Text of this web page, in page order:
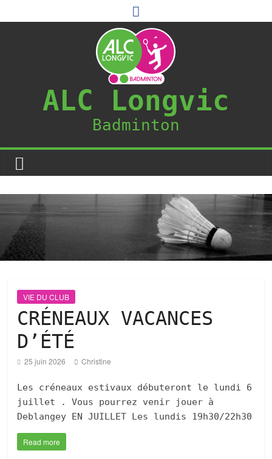
ALC Longvic
Badminton
VIE DU CLUB
CRÉNEAUX VACANCES
D’ÉTÉ
25 juin 2026 Christine
Les créneaux estivaux débuteront le lundi 6
juillet . Vous pourrez venir jouer à
Deblangey EN JUILLET Les lundis 19h30/22h30
Read more